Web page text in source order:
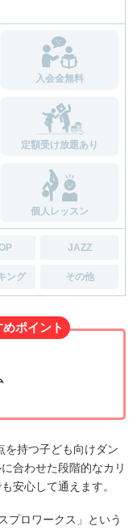
入会金無料
定額受け放題あり
個人レッスン
JAZZ
ング その他
ポイント
持つ子ども向けダン
合わせた段階的なカリ
安心して通えます。
プロワークス」という